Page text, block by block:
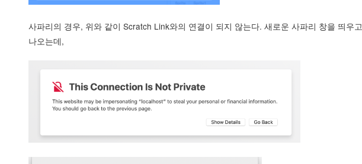
사파리의 경우, 위와 같이 Scratch Link와의 연결이 되지 않는다. 새로운 사파리 창을 띄우고
나오는데,